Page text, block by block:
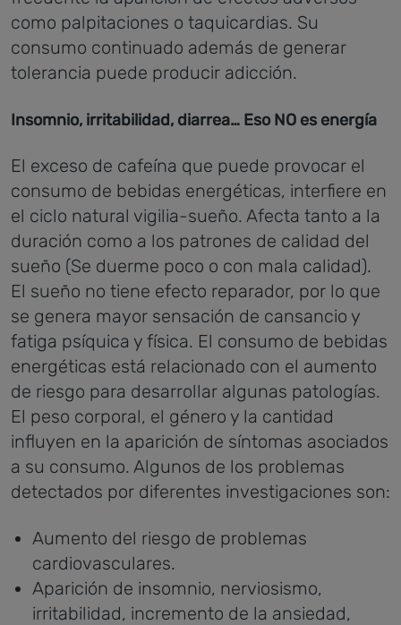
como palpitaciones o taquicardias. Su
consumo continuado además de generar
tolerancia puede producir adicción.
Insomnio, irritabilidad, diarrea… Eso NO es energía
El exceso de cafeína que puede provocar el
consumo de bebidas energéticas, interfiere en
el ciclo natural vigilia-sueño. Afecta tanto a la
duración como a los patrones de calidad del
sueño (Se duerme poco o con mala calidad).
El sueño no tiene efecto reparador, por lo que
se genera mayor sensación de cansancio y
fatiga psíquica y física. El consumo de bebidas
energéticas está relacionado con el aumento
de riesgo para desarrollar algunas patologías.
El peso corporal, el género y la cantidad
influyen en la aparición de síntomas asociados
a su consumo. Algunos de los problemas
detectados por diferentes investigaciones son:
Aumento del riesgo de problemas
cardiovasculares.
Aparición de insomnio, nerviosismo,
irritabilidad, incremento de la ansiedad,